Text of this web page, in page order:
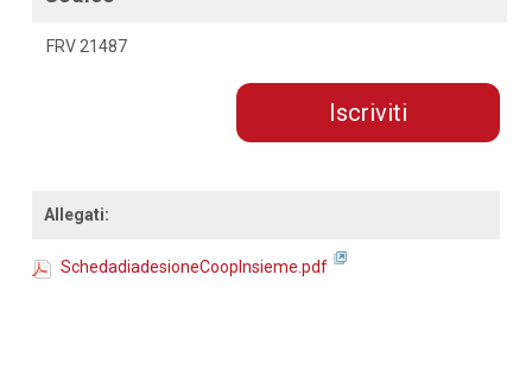
FRV 21487
Iscriviti
Allegati:
SchedadiadesioneCoopInsieme.pdf